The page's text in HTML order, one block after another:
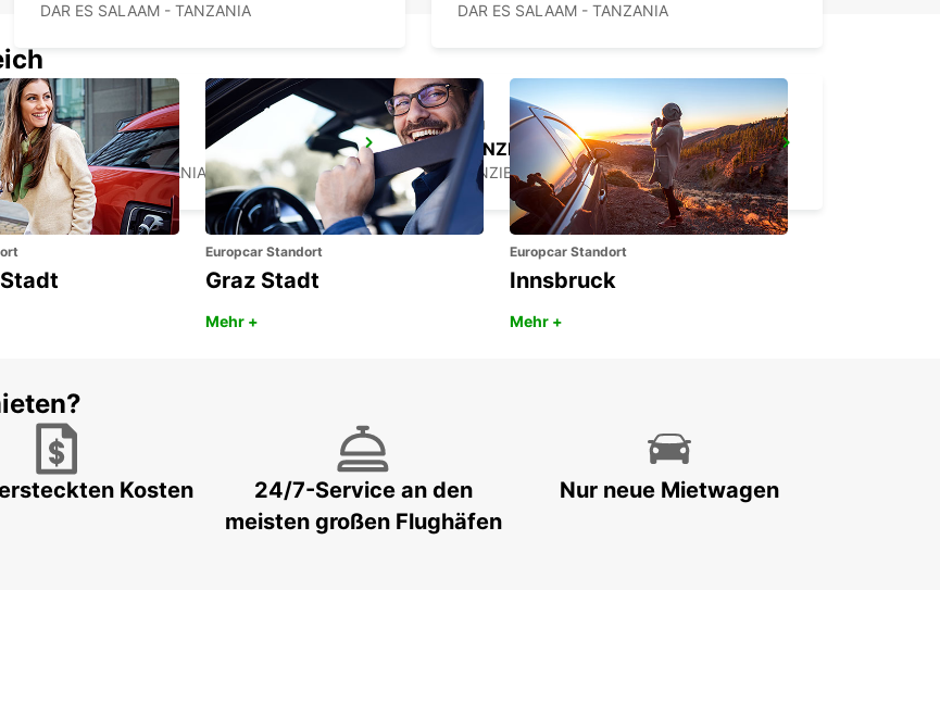
DAR ES SALAAM - TANZANIA DAR ES SALAAM - TANZANIA
ZANZIBAR CITY
ZANZIBAR - TANZANIA
ZANZIBAR CITY CHAUFFEUR DRIVE
ZANZIBAR - TANZANIA
Europcar Standort
Graz Stadt
Mehr +
Europcar Standort
Innsbruck
Mehr +
Kosten
24/7-Service an den
meisten großen Flughäfen
Nur neue Mietwagen